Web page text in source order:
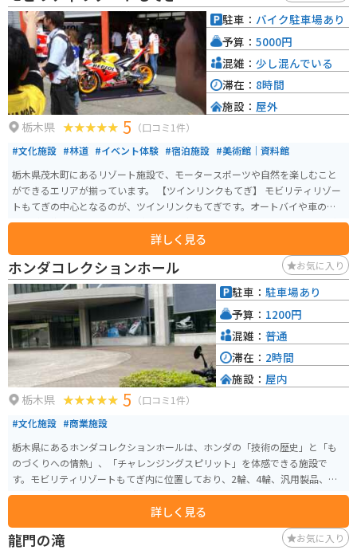
栃木県 5 （口コミ1件）
#文化施設 #林道 #イベント体験 #宿泊施設 #美術館｜資料館
栃木県茂木町にあるリゾート施設で、モータースポーツや自然を楽しむこと
ができるエリアが揃っています。 【ツインリンクもてぎ】 モビリティリゾー
トもてぎの中心となるのが、ツインリンクもてぎです。オートバイや車のレ
ースが開催されるサーキットがあり、国内外のモータースポーツイベントが
行われています。また、一般のドライバーやライダーも走行体験ができる日
も設けられており、モータースポーツを身近に感じることができます。 【ホ
テルツインリンクもてぎ】 ホテルツインリンクもてぎは、サーキットに隣接
して建つホテルで、リゾート内の他のアクティビティにもアクセスしやす
く、滞在型リゾートとして楽しむことができます。 【森のオートキャンプ
場】 広大な敷地内にある森のオートキャンプ場では、自然に囲まれた環境で
キャンプを楽しむことができます。 【フォレストアドベンチャーもてぎ】 フ
ォレストアドベンチャーもてぎは、森の中にあるアスレチックコースで、樹
上を歩いたり、ジップラインを楽しむことができます。子どもから大人ま
で、冒険心をくすぐるアクティビティが盛りだくさんです。 【レストラン＆
カフェ】 モビリティリゾートもてぎには、レストランやカフェがいくつかあ
めるので、観光の合間にぜひ立ち寄ってみてください。
詳しく見る
駐車： バイク駐車場あり
予算： 5000円
混雑： 少し混んでいる
滞在： 8時間
施設： 屋外
ホンダコレクションホール お気に入り
栃木県 5 （口コミ1件）
#文化施設 #商業施設
栃木県にあるホンダコレクションホールは、ホンダの「技術の歴史」と「も
のづくりへの情熱」、「チャレンジングスピリット」を体感できる施設で
す。モビリティリゾートもてぎ内に位置しており、2輪、4輪、汎用製品、レ
ーシングマシンなど、ホンダ製品の幅広いコレクションが展示されています。
2階では市販製品の歴史を、3階ではモータースポーツ活動の歴史を紹介して
おり、1階には特別展示も行われています。ホンダの技術革新と歴史を一望で
きるこの施設は、自動車やモーターサイクルのファンにとっては特に魅力的
詳しく見る
駐車： 駐車場あり
予算： 1200円
混雑： 普通
滞在： 2時間
施設： 屋内
龍門の滝 お気に入り